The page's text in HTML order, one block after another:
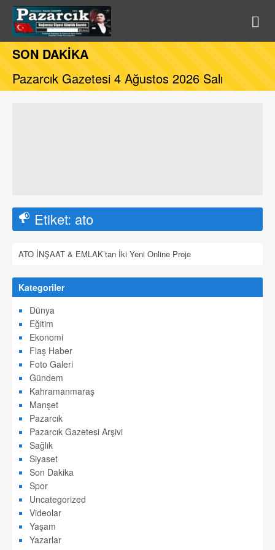
SON DAKİKA
Pazarcık Gazetesi 4 Ağustos 2026 Salı
Etiket: ato
ATO İNŞAAT & EMLAK’tan İki Yeni Online Proje
Kategoriler
Dünya
Eğitim
Ekonomi
Flaş Haber
Foto Galeri
Gündem
Kahramanmaraş
Manşet
Pazarcık
Pazarcık Gazetesi Arşivi
Sağlık
Siyaset
Son Dakika
Spor
Uncategorized
Videolar
Yaşam
Yazarlar